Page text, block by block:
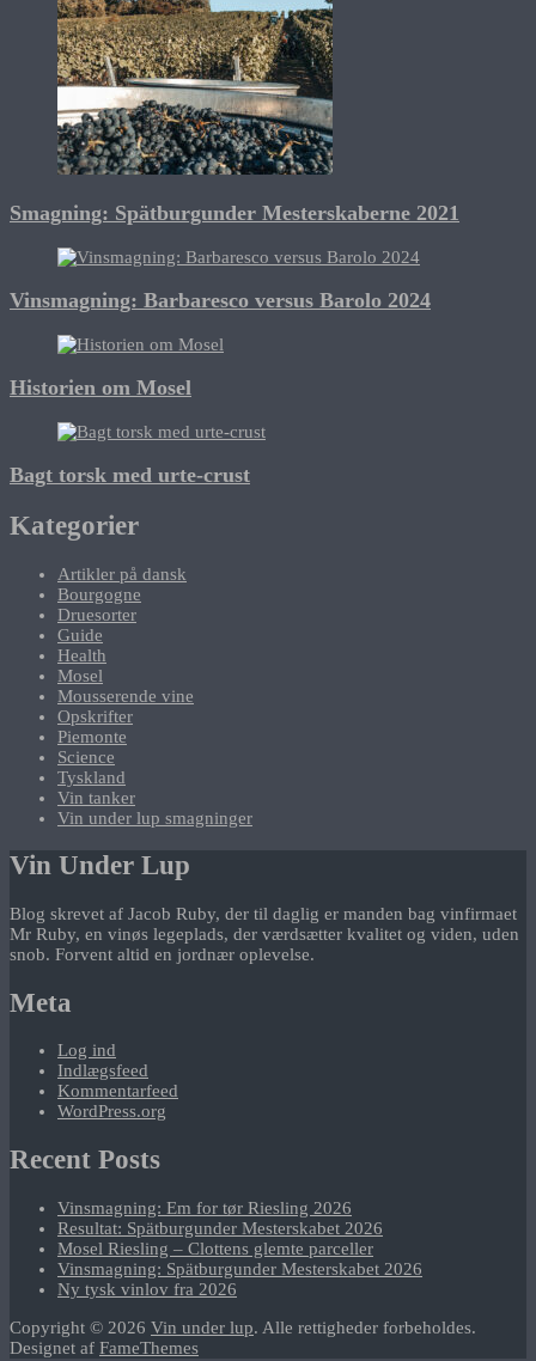
Smagning: Spätburgunder Mesterskaberne 2021
Vinsmagning: Barbaresco versus Barolo 2024
Historien om Mosel
Bagt torsk med urte-crust
Kategorier
Artikler på dansk
Bourgogne
Druesorter
Guide
Health
Mosel
Mousserende vine
Opskrifter
Piemonte
Science
Tyskland
Vin tanker
Vin under lup smagninger
Vin Under Lup
Blog skrevet af Jacob Ruby, der til daglig er manden bag vinfirmaet
Mr Ruby, en vinøs legeplads, der værdsætter kvalitet og viden, uden
snob. Forvent altid en jordnær oplevelse.
Meta
Log ind
Indlægsfeed
Kommentarfeed
WordPress.org
Recent Posts
Vinsmagning: Em for tør Riesling 2026
Resultat: Spätburgunder Mesterskabet 2026
Mosel Riesling – Clottens glemte parceller
Vinsmagning: Spätburgunder Mesterskabet 2026
Ny tysk vinlov fra 2026
Copyright © 2026 Vin under lup. Alle rettigheder forbeholdes.
Designet af FameThemes